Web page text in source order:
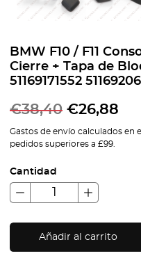
BMW F10 / F11
Cierre + Tapa de
51169171552
€38,40 €26,88
Gastos de envío calculados en
pedidos superiores a £99.
Cantidad
Añadir al carrito